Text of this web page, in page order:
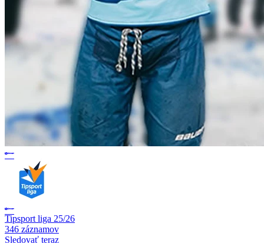
Tipsport liga 25/26
346 záznamov
Sledovať teraz